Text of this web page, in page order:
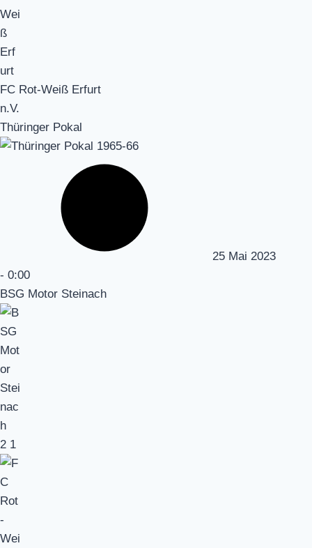
FC Rot-Weiß Erfurt
n.V.
Thüringer Pokal
25 Mai 2023
- 0:00
BSG Motor Steinach
2 1